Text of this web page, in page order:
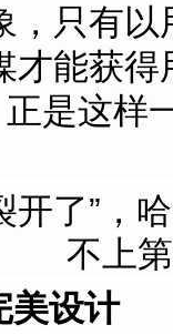
，只有
才能获
是这样
美设计